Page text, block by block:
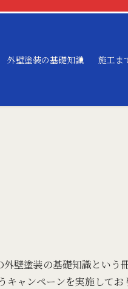
外壁塗装の基礎知識 施工ま
壁塗装の基礎知識という
ャンペーンを実施してお